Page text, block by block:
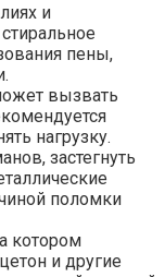
и
пены,
вызвать
нагрузку.
застегнуть
поломки
котором
и другие